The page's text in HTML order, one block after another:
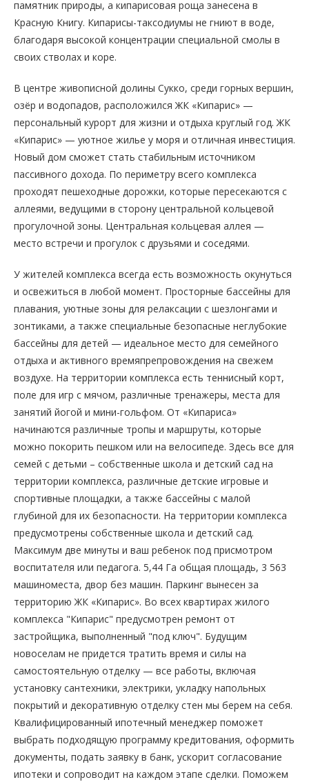
памятник природы, а кипарисовая роща занесена в
Красную Книгу. Кипарисы-таксодиумы не гниют в воде,
благодаря высокой концентрации специальной смолы в
своих стволах и коре.
В центре живописной долины Сукко, среди горных вершин,
озёр и водопадов, расположился ЖК «Кипарис» —
персональный курорт для жизни и отдыха круглый год. ЖК
«Кипарис» — уютное жилье у моря и отличная инвестиция.
Новый дом сможет стать стабильным источником
пассивного дохода. По периметру всего комплекса
проходят пешеходные дорожки, которые пересекаются с
аллеями, ведущими в сторону центральной кольцевой
прогулочной зоны. Центральная кольцевая аллея —
место встречи и прогулок с друзьями и соседями.
У жителей комплекса всегда есть возможность окунуться
и освежиться в любой момент. Просторные бассейны для
плавания, уютные зоны для релаксации с шезлонгами и
зонтиками, а также специальные безопасные неглубокие
бассейны для детей — идеальное место для семейного
отдыха и активного времяпрепровождения на свежем
воздухе. На территории комплекса есть теннисный корт,
поле для игр с мячом, различные тренажеры, места для
занятий йогой и мини-гольфом. От «Кипариса»
начинаются различные тропы и маршруты, которые
можно покорить пешком или на велосипеде. Здесь все для
семей с детьми – собственные школа и детский сад на
территории комплекса, различные детские игровые и
спортивные площадки, а также бассейны с малой
глубиной для их безопасности. На территории комплекса
предусмотрены собственные школа и детский сад.
Максимум две минуты и ваш ребенок под присмотром
воспитателя или педагога. 5,44 Га общая площадь, 3 563
машиноместа, двор без машин. Паркинг вынесен за
территорию ЖК «Кипарис». Во всех квартирах жилого
комплекса "Кипарис" предусмотрен ремонт от
застройщика, выполненный "под ключ". Будущим
новоселам не придется тратить время и силы на
самостоятельную отделку — все работы, включая
установку сантехники, электрики, укладку напольных
покрытий и декоративную отделку стен мы берем на себя.
Квалифицированный ипотечный менеджер поможет
выбрать подходящую программу кредитования, оформить
документы, подать заявку в банк, ускорит согласование
ипотеки и сопроводит на каждом этапе сделки. Поможем